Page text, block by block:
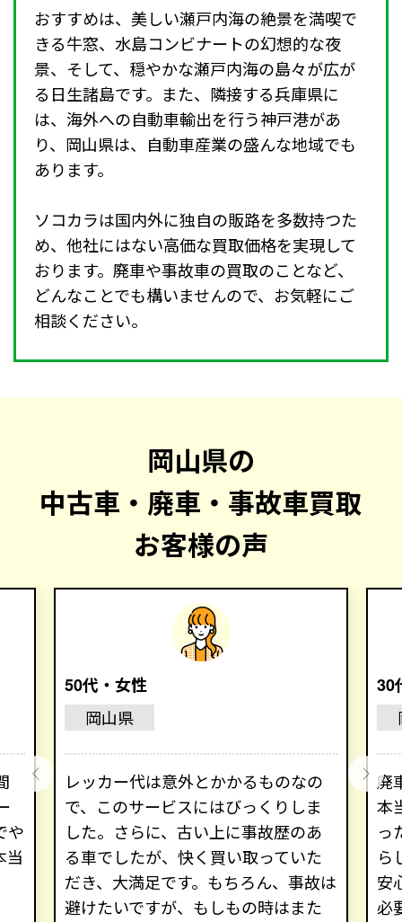
おすすめは、美しい瀬戸内海の絶景を満喫で
きる牛窓、水島コンビナートの幻想的な夜
景、そして、穏やかな瀬戸内海の島々が広が
る日生諸島です。また、隣接する兵庫県に
は、海外への自動車輸出を行う神戸港があ
り、岡山県は、自動車産業の盛んな地域でも
あります。
ソコカラは国内外に独自の販路を多数持つた
め、他社にはない高価な買取価格を実現して
おります。廃車や事故車の買取のことなど、
どんなことでも構いませんので、お気軽にご
相談ください。
岡山県の
中古車・廃車・事故車買取
お客様の声
や
当
50代・女性
岡山県
レッカー代は意外とかかるものなの
で、このサービスにはびっくりしま
した。さらに、古い上に事故歴のあ
る車でしたが、快く買い取っていた
だき、大満足です。もちろん、事故は
避けたいですが、もしもの時はまた
30
廃
本
っ
ら
安
必